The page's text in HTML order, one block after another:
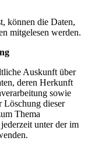
können die Daten,
mitgelesen werden.
Auskunft über
deren Herkunft
sowie
Löschung dieser
Thema
unter der im